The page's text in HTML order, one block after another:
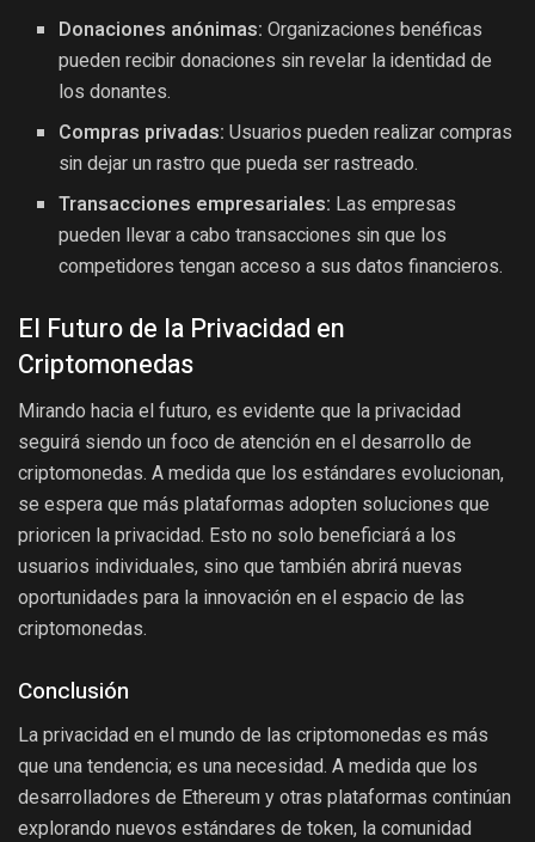
Donaciones anónimas: Organizaciones benéficas
pueden recibir donaciones sin revelar la identidad de
los donantes.
Compras privadas: Usuarios pueden realizar compras
sin dejar un rastro que pueda ser rastreado.
Transacciones empresariales: Las empresas
pueden llevar a cabo transacciones sin que los
competidores tengan acceso a sus datos financieros.
El Futuro de la Privacidad en
Criptomonedas
Mirando hacia el futuro, es evidente que la privacidad
seguirá siendo un foco de atención en el desarrollo de
criptomonedas. A medida que los estándares evolucionan,
se espera que más plataformas adopten soluciones que
prioricen la privacidad. Esto no solo beneficiará a los
usuarios individuales, sino que también abrirá nuevas
oportunidades para la innovación en el espacio de las
criptomonedas.
Conclusión
La privacidad en el mundo de las criptomonedas es más
que una tendencia; es una necesidad. A medida que los
desarrolladores de Ethereum y otras plataformas continúan
explorando nuevos estándares de token, la comunidad